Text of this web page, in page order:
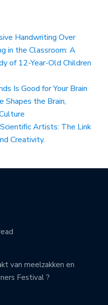
Handwriting Over
in the Classroom: A
of 12-Year-Old Children
Is Good for Your Brain
Shapes the Brain,
Artists: The Link
Creativity.
van meelzakken en
Festival ?